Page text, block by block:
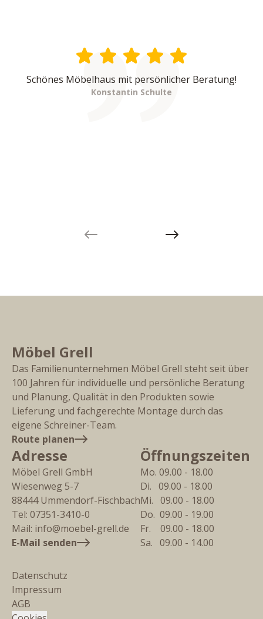
Schönes Möbelhaus mit persönlicher Beratung!
Konstantin Schulte
Next slide
Möbel Grell
Das Familienunternehmen Möbel Grell steht seit über
100 Jahren für individuelle und persönliche Beratung
und Planung, Qualität in den Produkten sowie
Lieferung und fachgerechte Montage durch das
eigene Schreiner-Team.
Route planen
Adresse
Möbel Grell GmbH
Wiesenweg 5-7
88444 Ummendorf-Fischbach
Tel: 07351-3410-0
Mail: info@moebel-grell.de
E-Mail senden
Öffnungszeiten
Mo. 09.00 - 18.00
Di.   09.00 - 18.00
Mi.   09.00 - 18.00
Do.  09.00 - 19.00
Fr.    09.00 - 18.00
Sa.   09.00 - 14.00
Datenschutz
Impressum
AGB